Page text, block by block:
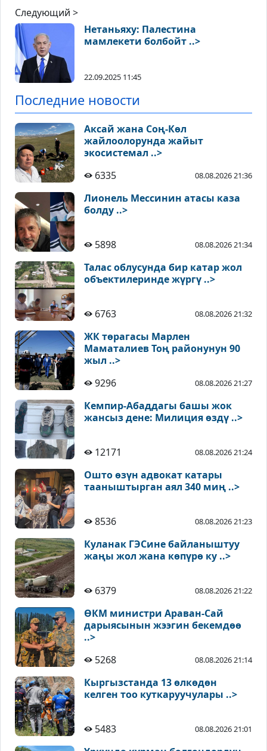
Следующий >
Нетаньяху: Палестина
мамлекети болбойт ..>
22.09.2025 11:45
Последние новости
Аксай жана Соң-Көл
жайлоолорунда жайыт
экосистемал ..>
6335
08.08.2026 21:36
Лионель Мессинин атасы каза
болду ..>
5898 08.08.2026 21:34
Талас облусунда бир катар жол
объектилеринде жүргү ..>
6763 08.08.2026 21:32
ЖК төрагасы Марлен
Маматалиев Тоң районунун 90
жыл ..>
9296
08.08.2026 21:27
Кемпир-Абаддагы башы жок
жансыз дене: Милиция өздү ..>
12171 08.08.2026 21:24
Ошто өзүн адвокат катары
тааныштырган аял 340 миң ..>
8536 08.08.2026 21:23
Куланак ГЭСине байланыштуу
жаңы жол жана көпүрө ку ..>
6379 08.08.2026 21:22
ӨКМ министри Араван-Сай
дарыясынын жээгин бекемдөө
..>
5268
08.08.2026 21:14
Кыргызстанда 13 өлкөдөн
келген тоо куткаруучулары ..>
5483 08.08.2026 21:01